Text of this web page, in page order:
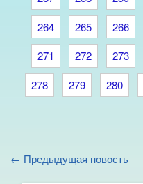
264
265 266
271
272 273
278
279 280
← Предыдущая новость